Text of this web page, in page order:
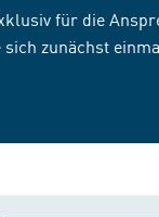
für die
zunächst